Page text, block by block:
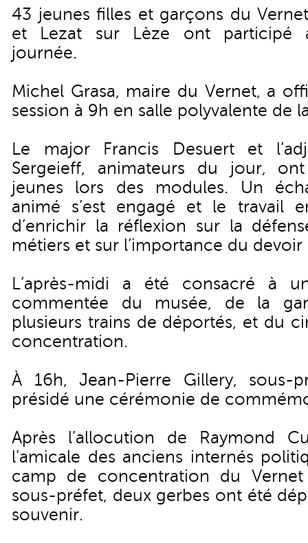
43 jeunes filles et garçons du
et Lezat sur Lèze ont participé
journée.
Michel Grasa, maire du Vernet, a
session à 9h en salle polyvalente de
Le major Francis Desuert et
Sergeieff, animateurs du jour,
jeunes lors des modules. Un
animé s’est engagé et le travail
d’enrichir la réflexion sur la
métiers et sur l’importance du
L’après-midi a été consacré à
commentée du musée, de la
plusieurs trains de déportés, et du
concentration.
À 16h, Jean-Pierre Gillery, sous-
présidé une cérémonie de
Après l’allocution de Raymond
l’amicale des anciens internés
camp de concentration du
sous-préfet, deux gerbes ont été
souvenir.